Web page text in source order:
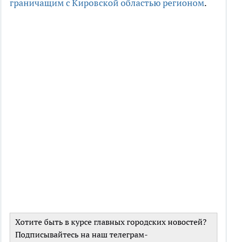
граничащим с Кировской областью регионом.
Хотите быть в курсе главных городских новостей?
Подписывайтесь на наш телеграм-